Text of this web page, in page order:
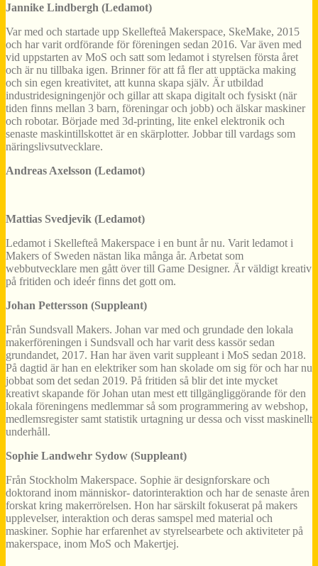
Jannike Lindbergh (Ledamot)
Var med och startade upp Skellefteå Makerspace, SkeMake, 2015
och har varit ordförande för föreningen sedan 2016. Var även med
vid uppstarten av MoS och satt som ledamot i styrelsen första året
och är nu tillbaka igen. Brinner för att få fler att upptäcka making
och sin egen kreativitet, att kunna skapa själv. Är utbildad
industridesigningenjör och gillar att skapa digitalt och fysiskt (när
tiden finns mellan 3 barn, föreningar och jobb) och älskar maskiner
och robotar. Började med 3d-printing, lite enkel elektronik och
senaste maskintillskottet är en skärplotter. Jobbar till vardags som
näringslivsutvecklare.
Andreas Axelsson (Ledamot)
Mattias Svedjevik (Ledamot)
Ledamot i Skellefteå Makerspace i en bunt år nu. Varit ledamot i
Makers of Sweden nästan lika många år. Arbetat som
webbutvecklare men gått över till Game Designer. Är väldigt kreativ
på fritiden och ideér finns det gott om.
Johan Pettersson (Suppleant)
Från Sundsvall Makers. Johan var med och grundade den lokala
makerföreningen i Sundsvall och har varit dess kassör sedan
grundandet, 2017. Han har även varit suppleant i MoS sedan 2018.
På dagtid är han en elektriker som han skolade om sig för och har nu
jobbat som det sedan 2019. På fritiden så blir det inte mycket
kreativt skapande för Johan utan mest ett tillgängliggörande för den
lokala föreningens medlemmar så som programmering av webshop,
medlemsregister samt statistik urtagning ur dessa och visst maskinellt
underhåll.
Sophie Landwehr Sydow (Suppleant)
Från Stockholm Makerspace. Sophie är designforskare och
doktorand inom människor- datorinteraktion och har de senaste åren
forskat kring makerrörelsen. Hon har särskilt fokuserat på makers
upplevelser, interaktion och deras samspel med material och
maskiner. Sophie har erfarenhet av styrelsearbete och aktiviteter på
makerspace, inom MoS och Makertjej.